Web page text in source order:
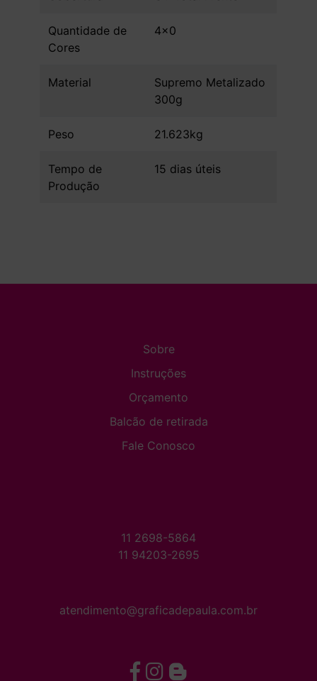
Quantidade de
Cores
4x0
Material
Supremo Metalizado
300g
Peso 21.623kg
Tempo de
Produção
15 dias úteis
Sobre
Instruções
Orçamento
Balcão de retirada
Fale Conosco
11 2698-5864
11 94203-2695
atendimento@graficadepaula.com.br